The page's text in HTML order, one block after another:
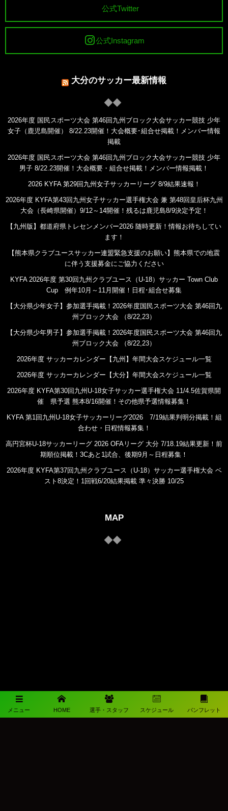
メニュー HOME 選手・スタッフ スケジュール パンフレット
公式Twitter
公式Instagram
大分のサッカー最新情報
2026年度 国民スポーツ大会 第46回九州ブロック大会サッカー競技 少年
女子（鹿児島開催） 8/22.23開催！大会概要･組合せ掲載！メンバー情報
掲載
2026年度 国民スポーツ大会 第46回九州ブロック大会サッカー競技 少年
男子 8/22.23開催！大会概要・組合せ掲載！メンバー情報掲載！
2026 KYFA 第29回九州女子サッカーリーグ 8/9結果速報！
2026年度 KYFA第43回九州女子サッカー選手権大会 兼 第48回皇后杯九州
大会（長崎県開催）9/12～14開催！残るは鹿児島8/9決定予定！
【九州版】都道府県トレセンメンバー2026 随時更新！情報お待ちしてい
ます！
【熊本県クラブユースサッカー連盟緊急支援のお願い】熊本県での地震
に伴う支援募金にご協力ください
KYFA 2026年度 第30回九州クラブユース（U-18）サッカー Town Club
Cup 例年10月～11月開催！日程･組合せ募集
【大分県少年女子】参加選手掲載！2026年度国民スポーツ大会 第46回九
州ブロック大会 （8/22,23）
【大分県少年男子】参加選手掲載！2026年度国民スポーツ大会 第46回九
州ブロック大会 （8/22,23）
2026年度 サッカーカレンダー【九州】年間大会スケジュール一覧
2026年度 サッカーカレンダー【大分】年間大会スケジュール一覧
2026年度 KYFA第30回九州U-18女子サッカー選手権大会 11/4.5佐賀県開
催 県予選 熊本8/16開催！その他県予選情報募集！
KYFA 第1回九州U-18女子サッカーリーグ2026 7/19結果判明分掲載！組
合わせ・日程情報募集！
高円宮杯U-18サッカーリーグ 2026 OFAリーグ 大分 7/18.19結果更新！前
期順位掲載！3Cあと1試合、後期9月～日程募集！
2026年度 KYFA第37回九州クラブユース（U-18）サッカー選手権大会 ベ
スト8決定！1回戦6/20結果掲載 準々決勝 10/25
MAP